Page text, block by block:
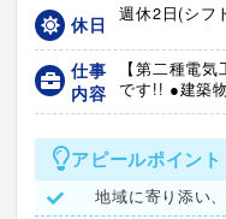
休日 週休2日(シフ
仕事
内容
【第二種電
です!! ●建築
アピールポイント